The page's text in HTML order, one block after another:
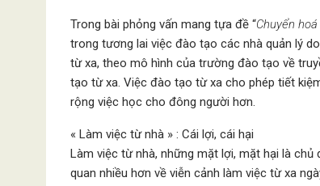
Trong bài phỏng vấn mang tựa đề “Chuyển
trong tương lai việc đào tạo các nhà quản lý
từ xa, theo mô hình của trường đào tạo về
tạo từ xa. Việc đào tạo từ xa cho phép tiết
rộng việc học cho đông người hơn.
« Làm việc từ nhà » : Cái lợi, cái hại
Làm việc từ nhà, những mặt lợi, mặt hại là chủ
quan nhiều hơn về viễn cảnh làm việc từ xa